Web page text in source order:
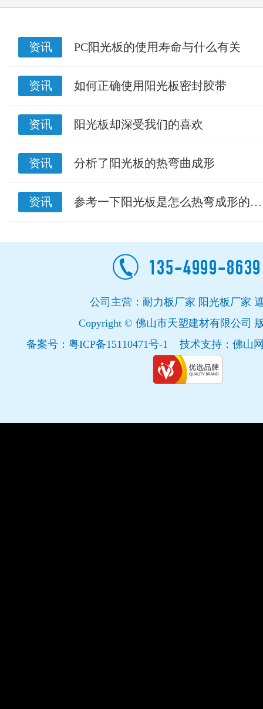
资讯 PC阳光板的使用寿命与什么有关
资讯 如何正确使用阳光板密封胶带
资讯 阳光板却深受我们的喜欢
资讯 分析了阳光板的热弯曲成形
资讯 参考一下阳光板是怎么热弯成形的…
公司主营：耐力板厂家 阳光板厂家
Copyright © 佛山市天塑建材有限公司
备案号：粤ICP备15110471号-1 技术支持：佛山